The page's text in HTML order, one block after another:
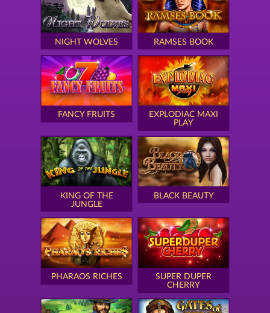
NIGHT WOLVES RAMSES BOOK
FANCY FRUITS
EXPLODIAC MAXI
PLAY
KING OF THE
JUNGLE
BLACK BEAUTY
PHARAOS RICHES
SUPER DUPER
CHERRY